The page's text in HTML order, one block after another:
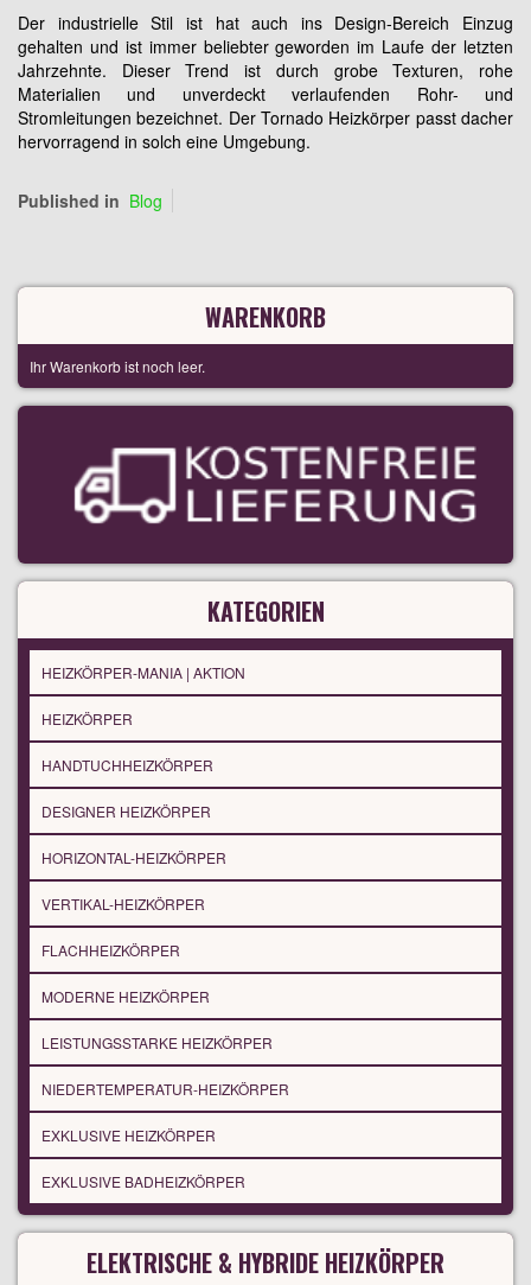
Der industrielle Stil ist hat auch ins Design-Bereich Einzug
gehalten und ist immer beliebter geworden im Laufe der letzten
Jahrzehnte. Dieser Trend ist durch grobe Texturen, rohe
Materialien und unverdeckt verlaufenden Rohr- und
Stromleitungen bezeichnet. Der Tornado Heizkörper passt dacher
hervorragend in solch eine Umgebung.
Published in Blog
WARENKORB
Ihr Warenkorb ist noch leer.
KATEGORIEN
HEIZKÖRPER-MANIA | AKTION
HEIZKÖRPER
HANDTUCHHEIZKÖRPER
DESIGNER HEIZKÖRPER
HORIZONTAL-HEIZKÖRPER
VERTIKAL-HEIZKÖRPER
FLACHHEIZKÖRPER
MODERNE HEIZKÖRPER
LEISTUNGSSTARKE HEIZKÖRPER
NIEDERTEMPERATUR-HEIZKÖRPER
EXKLUSIVE HEIZKÖRPER
EXKLUSIVE BADHEIZKÖRPER
ELEKTRISCHE & HYBRIDE HEIZKÖRPER